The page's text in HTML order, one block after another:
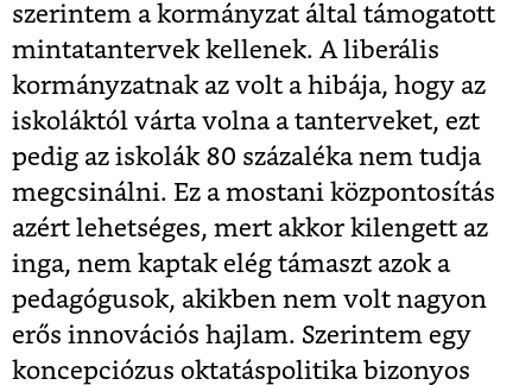
szerintem a kormányzat által támogatott
mintatantervek kellenek. A liberális
kormányzatnak az volt a hibája, hogy az
iskoláktól várta volna a tanterveket, ezt
pedig az iskolák 80 százaléka nem tudja
megcsinálni. Ez a mostani központosítás
azért lehetséges, mert akkor kilengett az
inga, nem kaptak elég támaszt azok a
pedagógusok, akikben nem volt nagyon
erős innovációs hajlam. Szerintem egy
koncepciózus oktatáspolitika bizonyos